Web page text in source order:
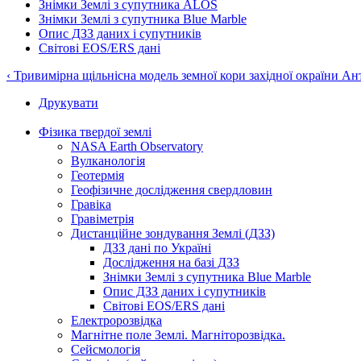
Знімки Землі з супутника ALOS
Знімки Землі з супутника Blue Marble
Опис ДЗЗ даних і супутників
Світові EOS/ERS дані
‹ Тривимірна щільнісна модель земної кори західної окраїни
Друкувати
Фізика твердої землі
NASA Earth Observatory
Вулканологія
Геотермія
Геофізичне дослідження свердловин
Гравіка
Гравіметрія
Дистанційне зондування Землі (ДЗЗ)
ДЗЗ дані по Україні
Дослідження на базі ДЗЗ
Знімки Землі з супутника Blue Marble
Опис ДЗЗ даних і супутників
Світові EOS/ERS дані
Електророзвідка
Магнітне поле Землі. Магніторозвідка.
Сейсмологія